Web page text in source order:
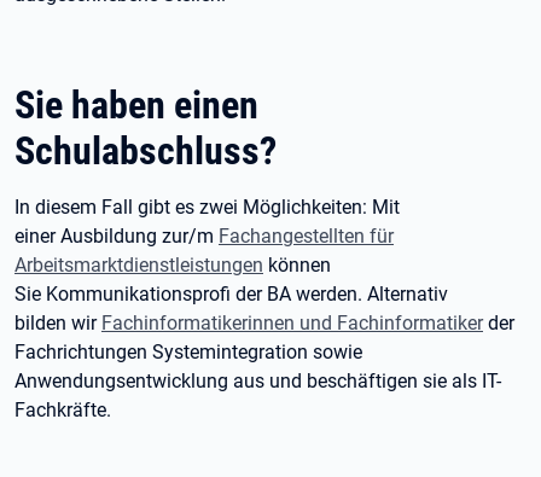
Sie haben einen
Schulabschluss?
In diesem Fall gibt es zwei Möglichkeiten: Mit
einer Ausbildung zur/m Fachangestellten für
Arbeitsmarktdienstleistungen können
Sie Kommunikationsprofi der BA werden. Alternativ
bilden wir Fachinformatikerinnen und Fachinformatikerder
Fachrichtungen Systemintegration sowie
Anwendungsentwicklung aus und beschäftigen sie als IT-
Fachkräfte.